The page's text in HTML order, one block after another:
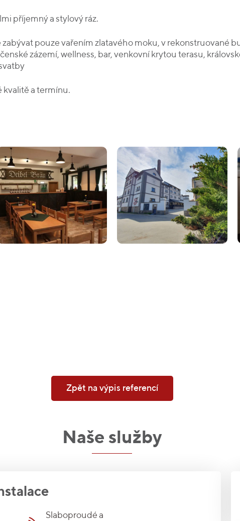
příjemný a stylový ráz.
pouze vařením zlatavého moku, v rekonstruované
zázemí, wellness, bar, venkovní krytou terasu,
kvalitě a termínu.
Zpět na výpis referencí
Naše služby
Slaboproudé a